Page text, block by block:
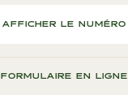
AFFICHER LE NUMÉRO
FORMULAIRE EN LIGNE